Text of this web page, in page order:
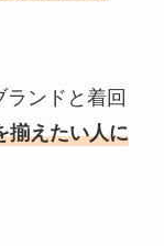
ンドと着回
揃えたい人に